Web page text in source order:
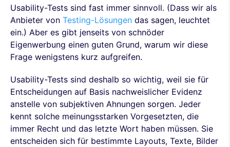
Usability-Tests sind fast immer sinnvoll. (Dass wir als
Anbieter von Testing-Lösungen das sagen, leuchtet
ein.) Aber es gibt jenseits von schnöder
Eigenwerbung einen guten Grund, warum wir diese
Frage wenigstens kurz aufgreifen.
Usability-Tests sind deshalb so wichtig, weil sie für
Entscheidungen auf Basis nachweislicher Evidenz
anstelle von subjektiven Ahnungen sorgen. Jeder
kennt solche meinungsstarken Vorgesetzten, die
immer Recht und das letzte Wort haben müssen. Sie
entscheiden sich für bestimmte Layouts, Texte, Bilder